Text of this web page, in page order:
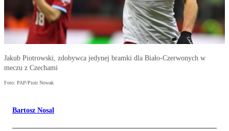
Jakub Piotrowski, zdobywca jedynej bramki dla Biało-Czerwonych w
meczu z Czechami
Foto: PAP/Piotr Nowak
Bartosz Nosal